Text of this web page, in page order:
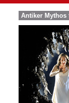
Antiker Mythos